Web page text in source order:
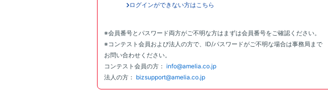
ログインができない方はこちら
※会員番号とパスワード両方がご不明な方はまずは会員番号をご確認ください。
※コンテスト会員および法人の方で、ID/パスワードがご不明な場合は事務局まで
お問い合わせください。
コンテスト会員の方： info@amelia.co.jp
法人の方： bizsupport@amelia.co.jp